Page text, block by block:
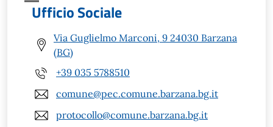
Ufficio Sociale
Via Guglielmo Marconi, 9 24030 Barzana
(BG)
+39 035 5788510
comune@pec.comune.barzana.bg.it
protocollo@comune.barzana.bg.it